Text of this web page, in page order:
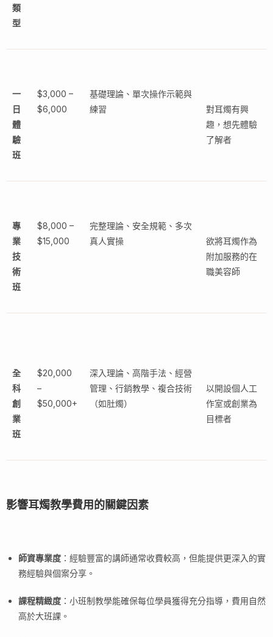
類
型
一
日
體
驗
班
$3,000 –
$6,000
基礎理論、單次操作示範與
練習
對耳燭有興
趣，想先體驗
了解者
專
業
技
術
班
$8,000 –
$15,000
完整理論、安全規範、多次
真人實操
欲將耳燭作為
附加服務的在
職美容師
全
科
創
業
班
$20,000
–
$50,000+
深入理論、高階手法、經營
管理、行銷教學、複合技術
（如肚燭）
以開設個人工
作室或創業為
目標者
影響耳燭教學費用的關鍵因素
師資專業度 ：經驗豐富的講師通常收費較高，但能提供更深入的實
務經驗與個案分享。
課程精緻度 ：小班制教學能確保每位學員獲得充分指導，費用自然
高於大班課。